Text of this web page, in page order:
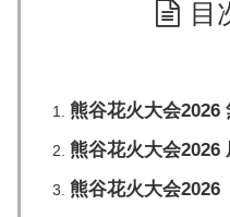
目
熊谷花火大会2026
熊谷花火大会2026
熊谷花火大会2026